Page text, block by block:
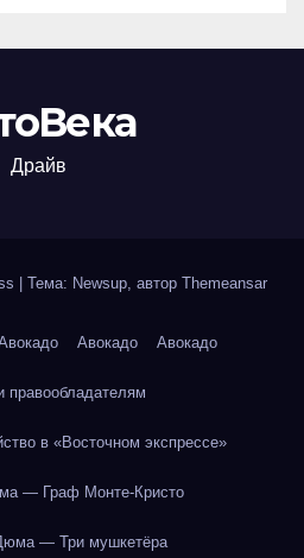
Драйв
Тема: Newsup, автор Themeansar
Авокадо Авокадо
правообладателям
в «Восточном экспрессе»
— Граф Монте-Кристо
— Три мушкетёра